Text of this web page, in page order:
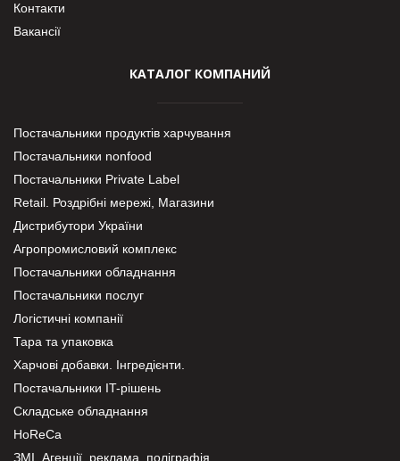
Контакти
Вакансії
КАТАЛОГ КОМПАНИЙ
Постачальники продуктів харчування
Постачальники nonfood
Постачальники Private Label
Retail. Роздрібні мережі, Магазини
Дистрибутори України
Агропромисловий комплекс
Постачальники обладнання
Постачальники послуг
Логістичні компанії
Тара та упаковка
Харчові добавки. Інгредієнти.
Постачальники IT-рішень
Складське обладнання
HoReCa
ЗМІ, Агенції, реклама, поліграфія